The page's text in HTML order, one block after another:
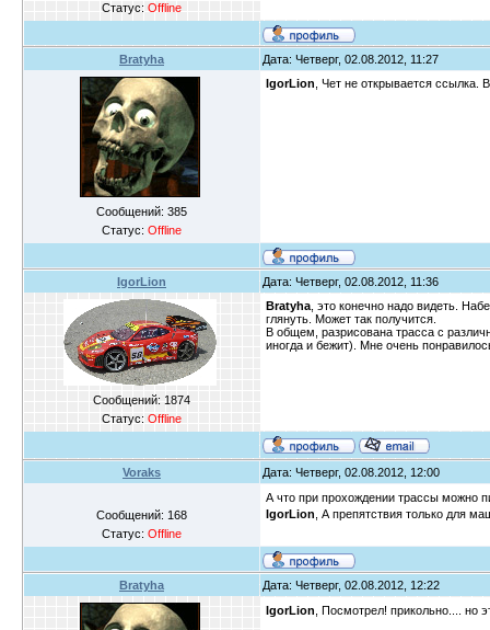
Статус: Offline
Bratyha Дата: Четверг, 02.08.2012, 11:27
Сообщений: 385
Статус: Offline
IgorLion , Чет не открывается
IgorLion Дата: Четверг, 02.08.2012, 11:36
Сообщений: 1874
Статус: Offline
Bratyha , это конечно надо видеть.
глянуть. Может так получится.
В общем, разрисована трасса с
иногда и бежит). Мне очень
Voraks Дата: Четверг, 02.08.2012, 12:00
Сообщений: 168
Статус: Offline
А что при прохождении трассы можно
IgorLion , А препятствия только для
Bratyha Дата: Четверг, 02.08.2012, 12:22
IgorLion , Посмотрел! прикольно.... но